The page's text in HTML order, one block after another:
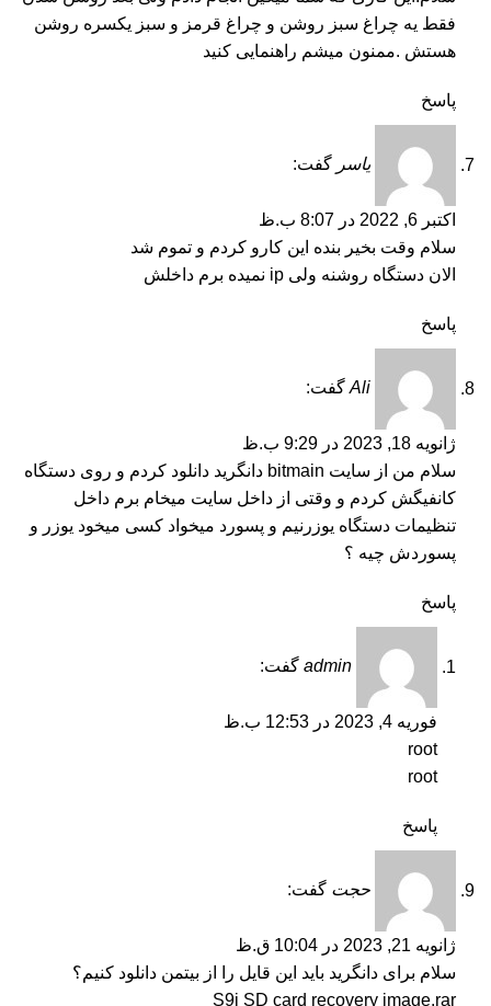
فقط یه چراغ سبز روشن و چراغ قرمز و سبز یکسره روشن
هستش .ممنون میشم راهنمایی کنید
پاسخ
یاسر گفت:
اکتبر 6, 2022 در 8:07 ب.ظ
سلام وقت بخیر بنده این کارو کردم و تموم شد
الان دستگاه روشنه ولی ip نمیده برم داخلش
پاسخ
Ali گفت:
ژانویه 18, 2023 در 9:29 ب.ظ
سلام من از سایت bitmain دانگرید دانلود کردم و روی دستگاه
کانفیگش کردم و وقتی از داخل سایت میخام برم داخل
تنظیمات دستگاه یوزرنیم و پسورد میخواد کسی میخود یوزر و
پسوردش چیه ؟
پاسخ
admin گفت:
فوریه 4, 2023 در 12:53 ب.ظ
root
root
پاسخ
حجت گفت:
ژانویه 21, 2023 در 10:04 ق.ظ
سلام برای دانگرید باید این قایل را از بیتمن دانلود کنیم؟
S9j SD card recovery image.rar